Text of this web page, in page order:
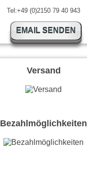
Tel:+49 (0)2150 79 40 943
EMAIL SENDEN
Versand
Bezahlmöglichkeiten